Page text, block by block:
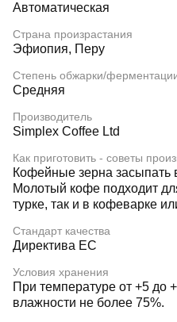
Автоматическая
Страна произрастания
Эфиопия, Перу
Степень обжарки/
Средняя
Производитель
Simplex Coffee Ltd
Как приготовить - советы
Кофейные зерна засыпать
Молотый кофе подходит
турке, так и в кофеварке
Стандарт качества
Директива ЕС
Условия хранения
При температуре от +5 до
влажности не более 75%.